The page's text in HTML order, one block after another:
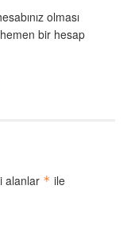
olması
bir hesap
alanlar * ile